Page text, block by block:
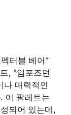
터블 베어"
, "임포즈던
나 매력적인
이 팔레트는
되어 있는데,